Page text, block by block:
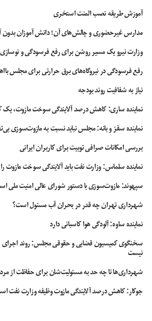
تحصن کنیم. در نهایت باید بگویم که اصلاح طلبان اگر
شوند و از رهبر انقلاب بخواهند که قانون انتخابات اجرایی
که از ابتدا باید گفتگو، درخواست، مذاکره و … صورت
باشد. نمی‌گویم که من لیدری این جریان را برعهده می‌گیرم،
حزب اتحاد ملی، کارگزاران، مردم سالاری و همه
پیشرفت کشور هستند حرکت می‌کنم.
انصاری راد
سیدمحمد خاتمی
آموزش طریقه نصب المنت استخری
مدارس غیرحضوری و چالش‌های آن؛ دانش آموزان
وزارت نیرو یک مسیر روشن برای رفع فرسودگی و نوسازی
رفع فرسودگی در نیروگاه‌های برق حرارتی برای مجلس
نیاز به شفافیت روند بودجه
نماینده ساری: کاهش درصد آلایندگی سوخت مازوت، یک
نماینده سقز و بانه: مجلس نباید نسبت به مازوت‌سوزی
بررسی امکانات صرافی توبیت برای کاربران ایرانی
نماینده سلماس: وزارت نفت باید آلایندگی سوخت مازوت
سپهوند:‌ مازوت‌سوزی با دستور شورای عالی امنیت ملی
شهرداری تهران چه قدر در بحران آب مسئول است؟
نماینده ساوه: آلودگی هوا کاسبانی دارد
سخنگوی کمیسیون قضایی و حقوقی مجلس: روند اجرای
نیست
شهرداری‌ها تا چه حد به مسئولیت‌شان برای حفاظت از
جوکار: کاهش درصد آلایندگی مازوت وظیفه وزارت نفت